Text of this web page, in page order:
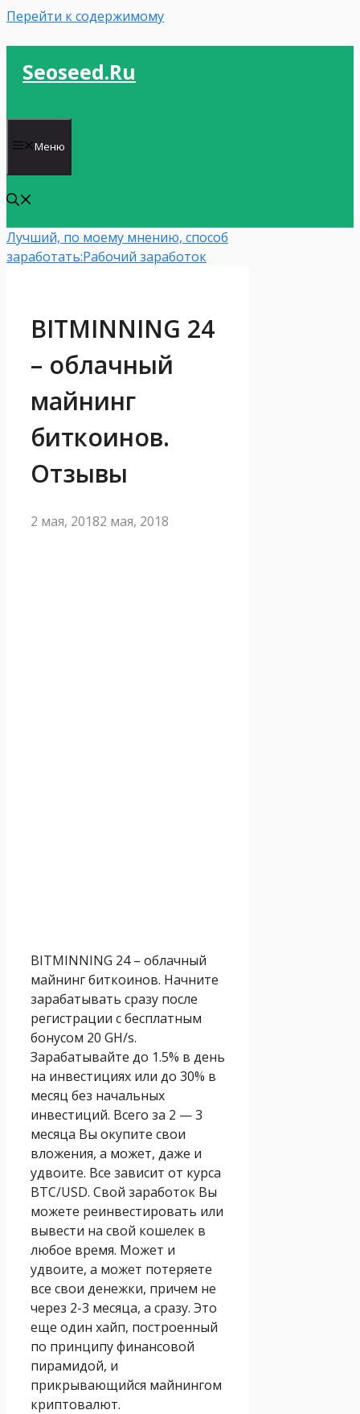
Перейти к содержимому
Seoseed.ru
Меню
Лучший, по моему мнению, способ
заработать:Рабочий заработок
BITMINNING 24
– облачный
майнинг
биткоинов.
Отзывы
2 мая, 20182 мая, 2018
BITMINNING 24 – облачный
майнинг биткоинов. Начните
зарабатывать сразу после
регистрации с бесплатным
бонусом 20 GH/s.
Зарабатывайте до 1.5% в день
на инвестициях или до 30% в
месяц без начальных
инвестиций. Всего за 2 — 3
месяца Вы окупите свои
вложения, а может, даже и
удвоите. Все зависит от курса
BTC/USD. Свой заработок Вы
можете реинвестировать или
вывести на свой кошелек в
любое время. Может и
удвоите, а может потеряете
все свои денежки, причем не
через 2-3 месяца, а сразу. Это
еще один хайп, построенный
по принципу финансовой
пирамидой, и
прикрывающийся майнингом
криптовалют.